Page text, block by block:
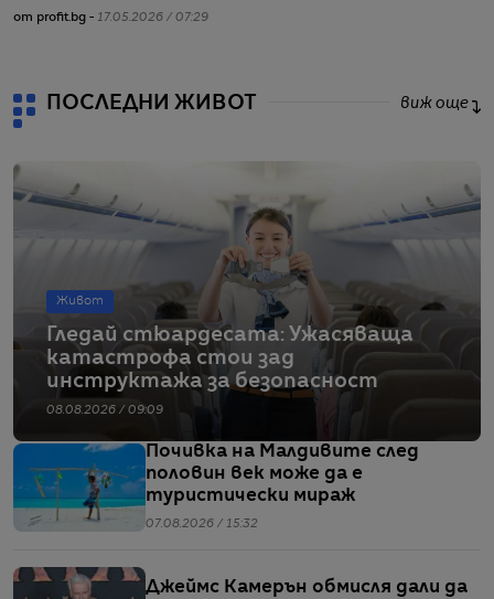
от profit.bg - 17.05.2026 / 07:29
ПОСЛЕДНИ ЖИВОТ виж още
Живот
Гледай стюардесата: Ужасяваща
катастрофа стои зад
инструктажа за безопасност
08.08.2026 / 09:09
Почивка на Малдивите след
половин век може да е
туристически мираж
07.08.2026 / 15:32
Джеймс Камерън обмисля дали да